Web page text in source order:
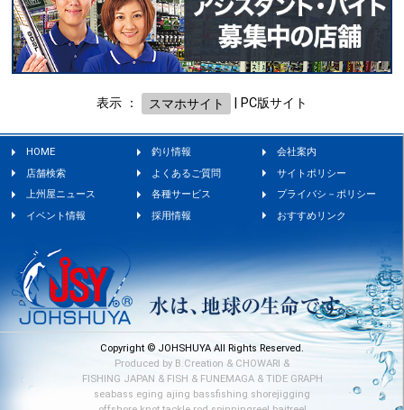
表示 ： スマホサイト PC版サイト
HOME 釣り情報
会社案内
店舗検索
よくあるご質問
サイトポリシー
上州屋ニュース
各種サービス
プライバシ－ポリシー
イベント情報
採用情報 おすすめリンク
Copyright © JOHSHUYA All Rights Reserved.
Produced by B.Creation & CHOWARI &
FISHING JAPAN & FISH & FUNEMAGA& TIDE GRAPH
seabass eging ajing bassfishing shorejigging